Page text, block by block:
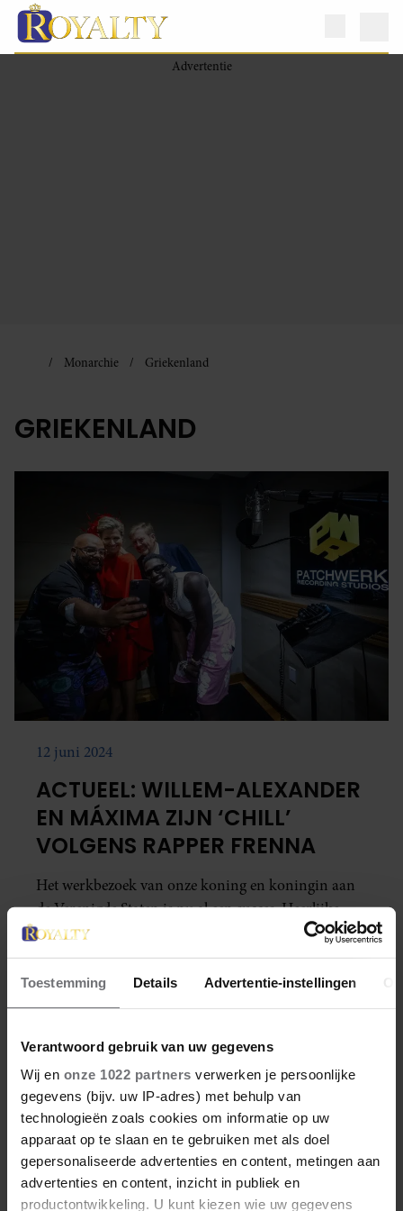
Toestemming Details Advertentie-instellingen
Verantwoord gebruik van uw gegevens
Wij en onze 1022 partners verwerken je persoonlijke
gegevens (bijv. uw IP-adres) met behulp van
technologieën zoals cookies om informatie op uw
apparaat op te slaan en te gebruiken met als doel
gepersonaliseerde advertenties en content, metingen aan
advertenties en content, inzicht in publiek en
productontwikkeling. U kunt kiezen wie uw gegevens
Monarchie Griekenland
GRIEKENLAND
12 juni 2024
ACTUEEL: WILLEM-ALEXANDER
EN MÁXIMA ZIJN ‘CHILL’
VOLGENS RAPPER FRENNA
Het werkbezoek van onze koning en koningin aan
de Verenigde Staten is nu al een succes. Heerlijke
foto's van een gelukkig stel. Rapper Frenna vindt
hen 'chill,' zo zei hij. En dat zijn ze ook.